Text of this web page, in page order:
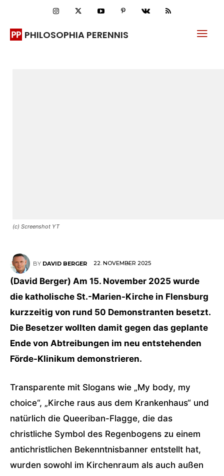
PHILOSOPHIA PERENNIS
(c) Screenshot YT
BY DAVID BERGER 22. NOVEMBER 2025
(David Berger) Am 15. November 2025 wurde
die katholische St.-Marien-Kirche in Flensburg
kurzzeitig von rund 50 Demonstranten besetzt.
Die Besetzer wollten damit gegen das geplante
Ende von Abtreibungen im neu entstehenden
Förde-Klinikum demonstrieren.
Transparente mit Slogans wie „My body, my
choice“, „Kirche raus aus dem Krankenhaus“ und
natürlich die Queeriban-Flagge, die das
christliche Symbol des Regenbogens zu einem
antichristlichen Bekenntnisbanner entstellt hat,
wurden sowohl im Kirchenraum als auch außen